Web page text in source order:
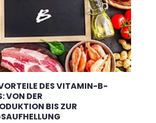
DES VITAMIN-B-
VON DER
BIS ZUR